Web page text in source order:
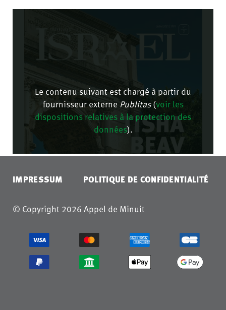
Le contenu suivant est chargé à partir du
fournisseur externe Publitas(voir les
dispositions relatives à la protection des
données).
IMPRESSUM
POLITIQUE DE CONFIDENTIALITÉ
© Copyright 2026 Appel de Minuit